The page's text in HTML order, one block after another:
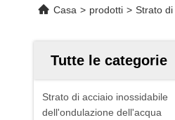
Casa > prodotti > Strato
Tutte le categorie
Strato di acciaio inossidabile
dell'ondulazione dell'acqua